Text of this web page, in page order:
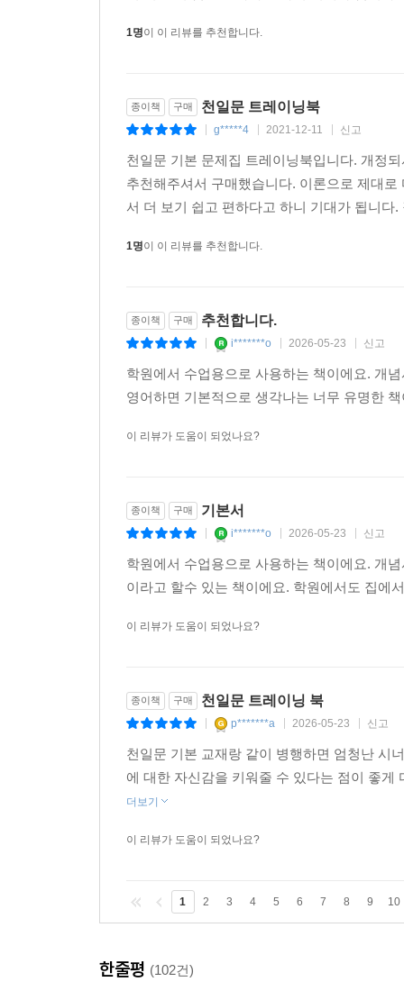
1명이 이 리뷰를 추천합니다.
종이책 구매 천일문 트레이닝북
g*****4 2021-12-11 신고
천일문 기본 문제집 트레이닝북입니다. 개정
추천해주셔서 구매했습니다. 이론으로 제대
서 더 보기 쉽고 편하다고 하니 기대가 됩니
1명이 이 리뷰를 추천합니다.
종이책 구매 추천합니다.
i*******o 2026-05-23 신고
학원에서 수업용으로 사용하는 책이에요. 개
영어하면 기본적으로 생각나는 너무 유명한
이 리뷰가 도움이 되었나요?
종이책 구매 기본서
i*******o 2026-05-23 신고
학원에서 수업용으로 사용하는 책이에요. 개
이라고 할수 있는 책이에요. 학원에서도 집에
이 리뷰가 도움이 되었나요?
종이책 구매 천일문 트레이닝 북
p*******a 2026-05-23 신고
천일문 기본 교재랑 같이 병행하면 엄청난 시
에 대한 자신감을 키워줄 수 있다는 점이 좋
더보기
이 리뷰가 도움이 되었나요?
1 2 3 4 5 6 7 8 9 10
한줄평 (102건)